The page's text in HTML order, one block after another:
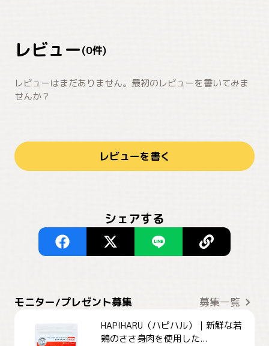
レビュー(0件)
レビューはまだありません。最初のレビューを書いてみま
せんか？
レビューを書く
シェアする
モニター/プレゼント募集 募集一覧
HAPIHARU（ハピハル）｜新鮮な若
鶏のささ身肉を使用した...